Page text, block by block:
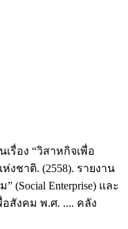
รื่อง “วิสาหกิจเพื่อ
ชาติ. (2558). รายงาน
(Social Enterprise) และ
สังคม พ.ศ. .... คลัง